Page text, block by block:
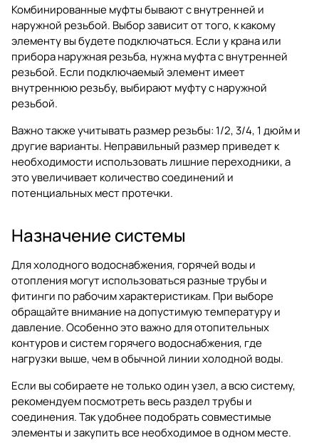
Комбинированные муфты бывают с внутренней и
наружной резьбой. Выбор зависит от того, к какому
элементу вы будете подключаться. Если у крана или
прибора наружная резьба, нужна муфта с внутренней
резьбой. Если подключаемый элемент имеет
внутреннюю резьбу, выбирают муфту с наружной
резьбой.
Важно также учитывать размер резьбы: 1/2, 3/4, 1 дюйм и
другие варианты. Неправильный размер приведет к
необходимости использовать лишние переходники, а
это увеличивает количество соединений и
потенциальных мест протечки.
Назначение системы
Для холодного водоснабжения, горячей воды и
отопления могут использоваться разные трубы и
фитинги по рабочим характеристикам. При выборе
обращайте внимание на допустимую температуру и
давление. Особенно это важно для отопительных
контуров и систем горячего водоснабжения, где
нагрузки выше, чем в обычной линии холодной воды.
Если вы собираете не только один узел, а всю систему,
рекомендуем посмотреть весь разделтрубы и
соединения. Так удобнее подобрать совместимые
элементы и закупить все необходимое в одном месте.